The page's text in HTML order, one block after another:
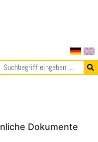
Dokumente